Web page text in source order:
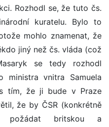
Rozhodl se, že tuto čs.
kuratelu. Bylo to
mohlo znamenat, že
jiný než čs. vláda (což
se tedy rozhodl
ministra vnitra Samuela
tím, že ji bude v Praze
že by ČSR (konkrétně
požádat britskou a